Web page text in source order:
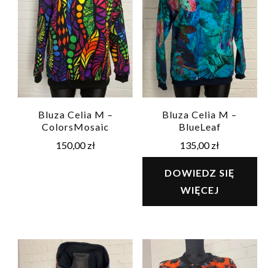
Bluza Celia M –
ColorsMosaic
150,00zł
Bluza Celia M –
BlueLeaf
135,00zł
DOWIEDZ SIĘ
WIĘCEJ